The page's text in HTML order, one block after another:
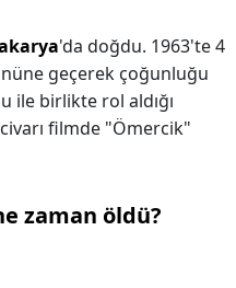
'da doğdu. 1963'te 4
geçerek çoğunluğu
ile birlikte rol aldığı
filmde "Ömercik"
zaman öldü?